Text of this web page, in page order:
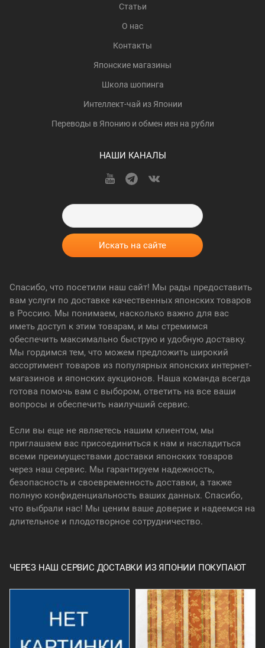
Статьи
О нас
Контакты
Японские магазины
Школа шопинга
Интеллект-чай из Японии
Переводы в Японию и обмен иен на рубли
НАШИ КАНАЛЫ
Спасибо, что посетили наш сайт! Мы рады предоставить
вам услуги по доставке качественных японских товаров
в Россию. Мы понимаем, насколько важно для вас
иметь доступ к этим товарам, и мы стремимся
обеспечить максимально быструю и удобную доставку.
Мы гордимся тем, что можем предложить широкий
ассортимент товаров из популярных японских интернет-
магазинов и японских аукционов. Наша команда всегда
готова помочь вам с выбором, ответить на все ваши
вопросы и обеспечить наилучший сервис.
Если вы еще не являетесь нашим клиентом, мы
приглашаем вас присоединиться к нам и насладиться
всеми преимуществами доставки японских товаров
через наш сервис. Мы гарантируем надежность,
безопасность и своевременность доставки, а также
полную конфиденциальность ваших данных. Спасибо,
что выбрали нас! Мы ценим ваше доверие и надеемся на
длительное и плодотворное сотрудничество.
ЧЕРЕЗ НАШ СЕРВИС ДОСТАВКИ ИЗ ЯПОНИИ ПОКУПАЮТ